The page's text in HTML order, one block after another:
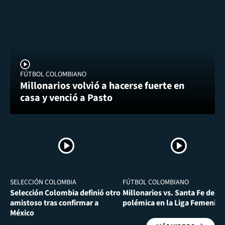
FÚTBOL COLOMBIANO
Millonarios volvió a hacerse fuerte en
casa y venció a Pasto
SELECCIÓN COLOMBIA
Selección Colombia definió otro
amistoso tras confirmar a
México
FÚTBOL COLOMBIANO
Millonarios vs. Santa Fe
polémica en la Liga Femenina